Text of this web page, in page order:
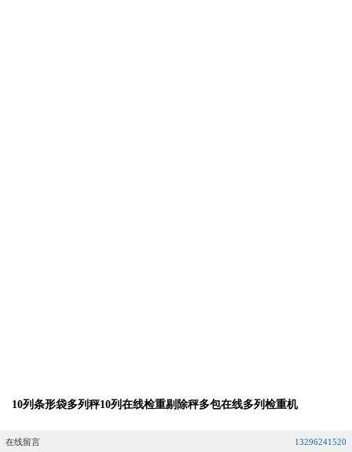
10列条形袋多列秤10列在线检重剔除秤多包在线多列检重机
在线留言 13296241520